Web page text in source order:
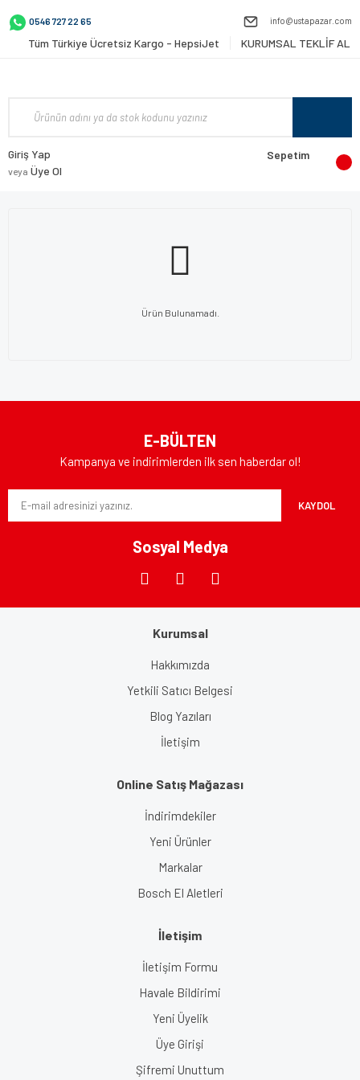
0546 727 22 65 info@ustapazar.com
Tüm Türkiye Ücretsiz Kargo - HepsiJet KURUMSAL TEKLİF AL
Giriş Yap
veya Üye Ol
Sepetim
Ürün Bulunamadı.
E-BÜLTEN
Kampanya ve indirimlerden ilk sen haberdar ol!
KAYDOL
Sosyal Medya
Kurumsal
Hakkımızda
Yetkili Satıcı Belgesi
Blog Yazıları
İletişim
Online Satış Mağazası
İndirimdekiler
Yeni Ürünler
Markalar
Bosch El Aletleri
İletişim
İletişim Formu
Havale Bildirimi
Yeni Üyelik
Üye Girişi
Şifremi Unuttum